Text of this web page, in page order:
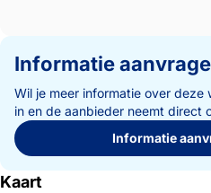
Informatie
Wil je meer informatie over deze
in en de aanbieder neemt direct
Informatie
Kaart